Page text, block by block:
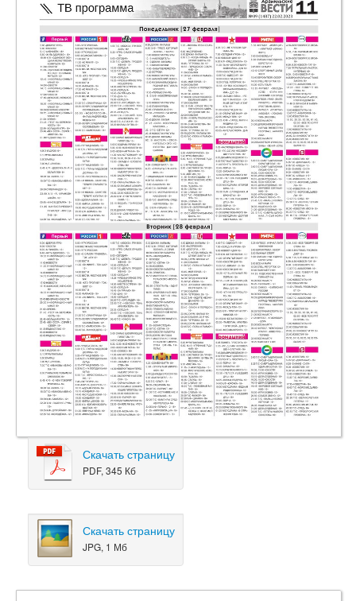
Скачать страницу
PDF, 345 Кб
Скачать страницу
JPG, 1 Мб